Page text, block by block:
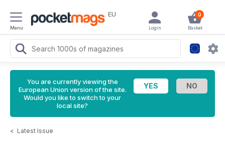
Menu
EU 0
Basket
Login
You are currently viewing the
European Union version of the site.
Would you like to switch to your
local site?
< Latest Issue